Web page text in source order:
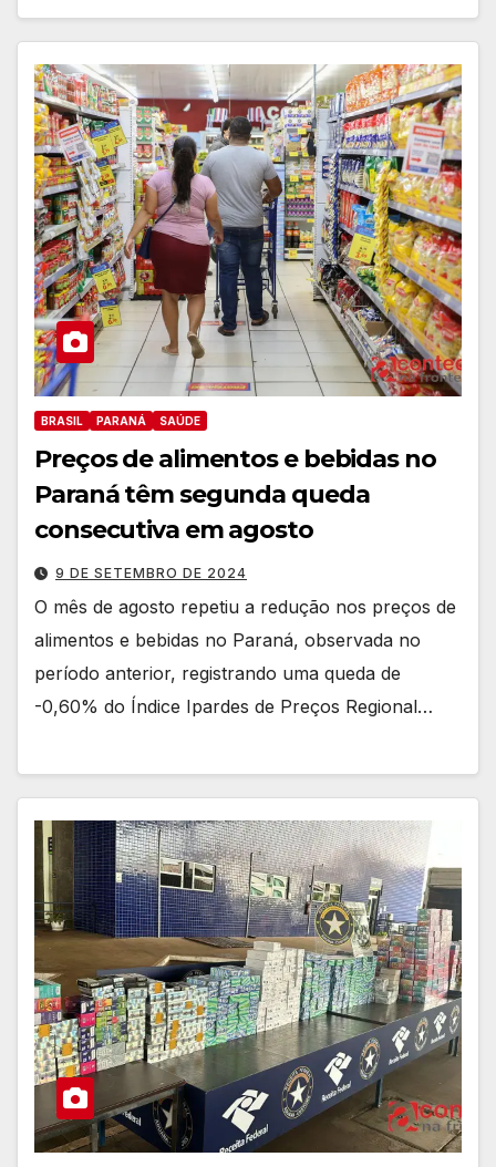
BRASIL PARANÁ SAÚDE
Preços de alimentos e bebidas no
Paraná têm segunda queda
consecutiva em agosto
9 DE SETEMBRO DE 2024
O mês de agosto repetiu a redução nos preços de
alimentos e bebidas no Paraná, observada no
período anterior, registrando uma queda de
-0,60% do Índice Ipardes de Preços Regional…